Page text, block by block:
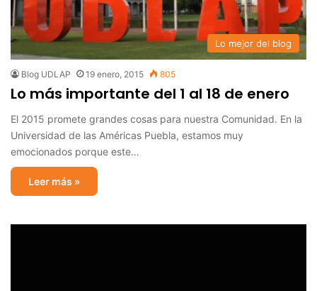
Lo mejor del blog
Blog UDLAP 19 enero, 2015 805
Lo más importante del 1 al 18 de enero
El 2015 promete grandes cosas para nuestra Comunidad. En la
Universidad de las Américas Puebla, estamos muy
emocionados porque este…
Leer más »